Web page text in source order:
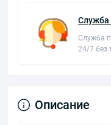
Служба
24/7 без
Описание